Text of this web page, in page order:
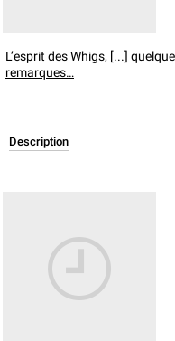
L’esprit des Whigs, [...]
remarques…
Description